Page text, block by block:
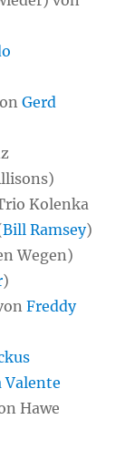
Gerd
Kolenka
Bill Ramsey)
Wegen)
)
Freddy
Valente
Hawe